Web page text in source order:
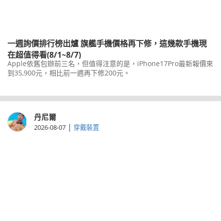
一週詢價排行榜出爐 旗艦手機價格再下修，這幾款手機現
在超值得看(8/1~8/7)
Apple依舊包辦前三名，但值得注意的是，iPhone17Pro最新報價來
到35,900元，相比前一週再下修200元。
丹尼爾
2026-08-07 | 穿戴裝置